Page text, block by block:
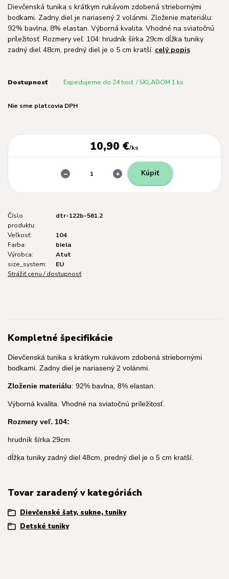
Dievčenská tunika s krátkym rukávom zdobená striebornými
bodkami. Zadny diel je nariasený 2 volánmi. Zloženie materiálu:
92% bavlna, 8% elastan. Výborná kvalita. Vhodné na sviatočnú
príležitosť. Rozmery veľ. 104: hrudník šírka 29cm dĺžka tuniky
zadný diel 48cm, predný diel je o 5 cm kratší. celý popis
Dostupnosť Expedujeme do 24 hod. / SKLADOM 1 ks
Nie sme platcovia DPH
10,90 €/ks
Kúpiť
Číslo
produktu:
dtr-122b-561.2
Veľkosť:
104
Farba:
biela
Výrobca:
Atut
size_system:
EU
Strážiť cenu / dostupnosť
Kompletné špecifikácie
Dievčenská tunika s krátkym rukávom zdobená striebornými
bodkami. Zadny diel je nariasený 2 volánmi.
Zloženie materiálu: 92% bavlna, 8% elastan.
Výborná kvalita. Vhodné na sviatočnú príležitosť.
Rozmery veľ. 104:
hrudník šírka 29cm
dĺžka tuniky zadný diel 48cm, predný diel je o 5 cm kratší.
Tovar zaradený v kategóriách
Dievčenské šaty, sukne, tuniky
Detské tuniky